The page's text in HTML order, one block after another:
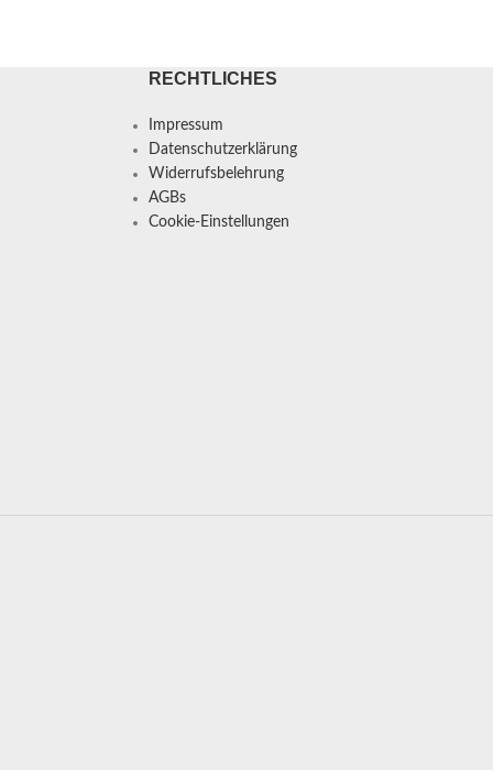
RECHTLICHES
Impressum
Datenschutzerklärung
Widerrufsbelehrung
AGBs
Cookie-Einstellungen